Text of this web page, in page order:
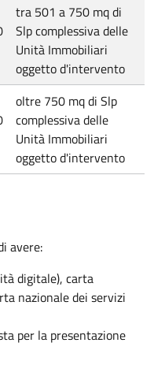
tra 501 a 750 mq di
Slp complessiva delle
Unità Immobiliari
oggetto d'intervento
oltre 750 mq di Slp
complessiva delle
Unità Immobiliari
oggetto d'intervento
avere:
digitale), carta
nazionale dei servizi
per la presentazione